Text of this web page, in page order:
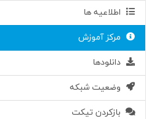
اطلاعیه ها
مرکز آموزش
دانلودها
وضعیت شبکه
بازکردن تیکت